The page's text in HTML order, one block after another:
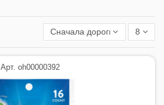
Сначала дорогие 8
Арт. oh00000392